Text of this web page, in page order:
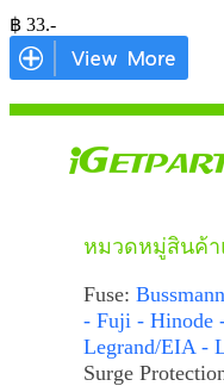
฿ 33.-
หมวดหมู่สินค้
Fuse:
- Fuji - Hinode
Legrand/EIA -
Surge